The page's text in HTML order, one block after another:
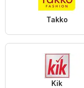
Takko
Kik